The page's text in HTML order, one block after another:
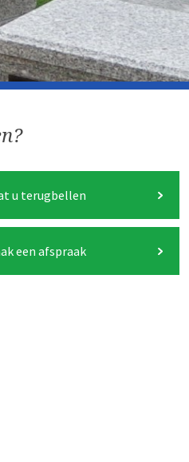
u terugbellen
een afspraak